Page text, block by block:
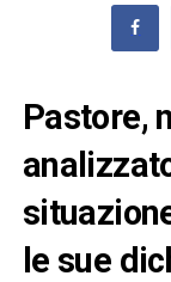
Pastore,
le sue